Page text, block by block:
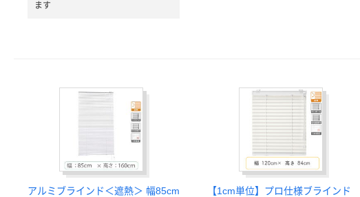
ます
アルミブラインド＜遮熱＞ 幅85cm
【1cm単位】プロ仕様ブラインド